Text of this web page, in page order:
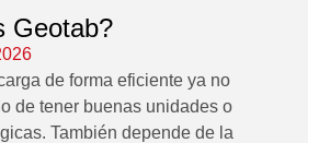
Geotab?
de forma eficiente ya no
de tener buenas unidades o
También depende de la